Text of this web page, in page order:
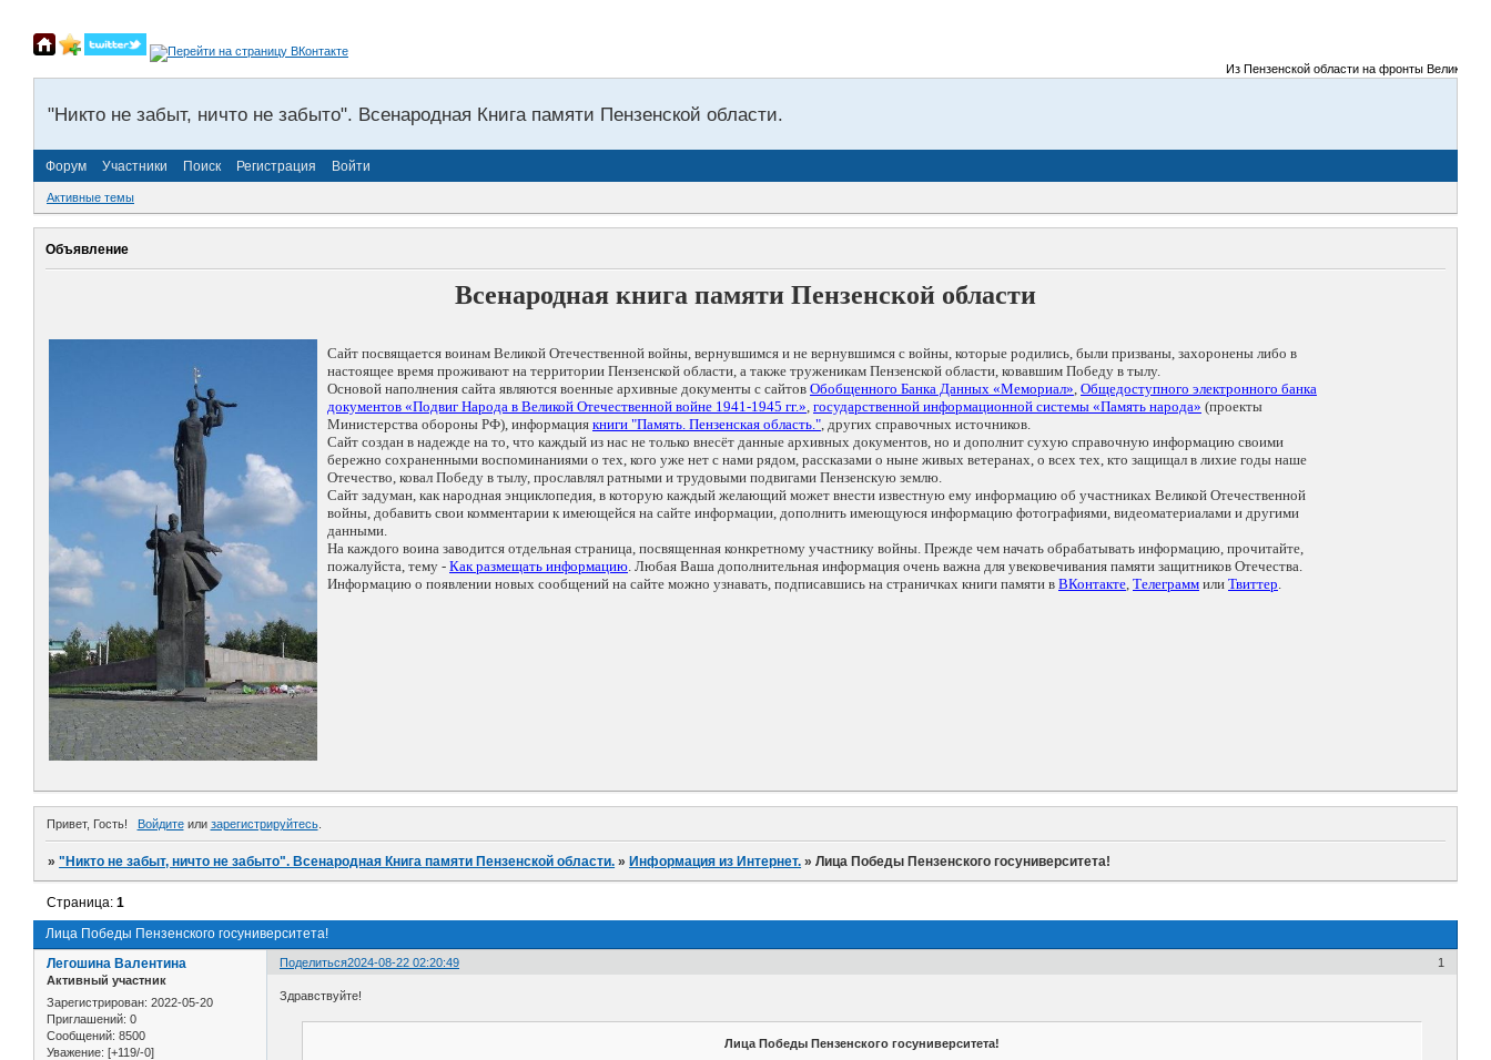
Из Пензенской области на фронты Великой
"Никто не забыт, ничто не забыто". Всенародная Книга памяти Пензенской области.
Форум Участники Поиск Регистрация Войти
Активные темы
Объявление
Всенародная книга памяти Пензенской области
Сайт посвящается воинам Великой Отечественной войны, вернувшимся и не вернувшимся с войны, которые родились, были призваны, захоронены либо в
настоящее время проживают на территории Пензенской области, а также труженикам Пензенской области, ковавшим Победу в тылу.
Основой наполнения сайта являются военные архивные документы с сайтов Обобщенного Банка Данных «Мемориал», Общедоступного электронного банка
документов «Подвиг Народа в Великой Отечественной войне 1941-1945 гг.», государственной информационной системы «Память народа» (проекты
Министерства обороны РФ), информация книги "Память. Пензенская область.", других справочных источников.
Сайт создан в надежде на то, что каждый из нас не только внесёт данные архивных документов, но и дополнит сухую справочную информацию своими
бережно сохраненными воспоминаниями о тех, кого уже нет с нами рядом, рассказами о ныне живых ветеранах, о всех тех, кто защищал в лихие годы наше
Отечество, ковал Победу в тылу, прославлял ратными и трудовыми подвигами Пензенскую землю.
Сайт задуман, как народная энциклопедия, в которую каждый желающий может внести известную ему информацию об участниках Великой Отечественной
войны, добавить свои комментарии к имеющейся на сайте информации, дополнить имеющуюся информацию фотографиями, видеоматериалами и другими
данными.
На каждого воина заводится отдельная страница, посвященная конкретному участнику войны. Прежде чем начать обрабатывать информацию, прочитайте,
пожалуйста, тему - Как размещать информацию. Любая Ваша дополнительная информация очень важна для увековечивания памяти защитников Отечества.
Информацию о появлении новых сообщений на сайте можно узнавать, подписавшись на страничках книги памяти в ВКонтакте, Телеграмм или Твиттер.
Привет, Гость! Войдитеили зарегистрируйтесь.
»"Никто не забыт, ничто не забыто". Всенародная Книга памяти Пензенской области. » Информация из Интернет. »Лица Победы Пензенского госуниверситета!
Лица Победы Пензенского госуниверситета!
Страница:1
Поделиться 1
2024-08-22 02:20:49
Легошина Валентина
Активный участник
Зарегистрирован: 2022-05-20
Приглашений: 0
Сообщений: 8500
Уважение: [+119/-0]
Здравствуйте!
Лица Победы Пензенского госуниверситета!